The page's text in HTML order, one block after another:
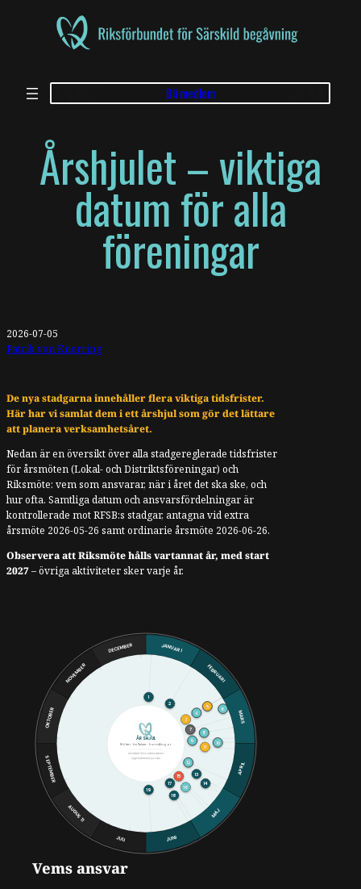
Bli medlem
Årshjulet – viktiga
datum för alla
föreningar
2026-07-05
Patrik von Knorring
De nya stadgarna innehåller flera viktiga tidsfrister.
Här har vi samlat dem i ett årshjul som gör det lättare
att planera verksamhetsåret.
Nedan är en översikt över alla stadgereglerade tidsfrister
för årsmöten (Lokal- och Distriktsföreningar) och
Riksmöte: vem som ansvarar, när i året det ska ske, och
hur ofta. Samtliga datum och ansvarsfördelningar är
kontrollerade mot RFSB:s stadgar, antagna vid extra
årsmöte 2026-05-26 samt ordinarie årsmöte 2026-06-26.
Observera att Riksmöte hålls vartannat år, med start
2027– övriga aktiviteter sker varje år.
JANUARI
FEBRUARI
MARS
APRIL
MAJ
JUNI
JULI
AUGUSTI
SEPTEMBER
OKTOBER
NOVEMBER
DECEMBER
1
2
3
4
5 6
7 8
9 10
11
12
13
14
15
16
17
18
19
ÅRSHJUL
Möten · kallelser · handlingar
Se tabell för exakta datum
Inga tidsfrister jul–dec
Vems ansvar